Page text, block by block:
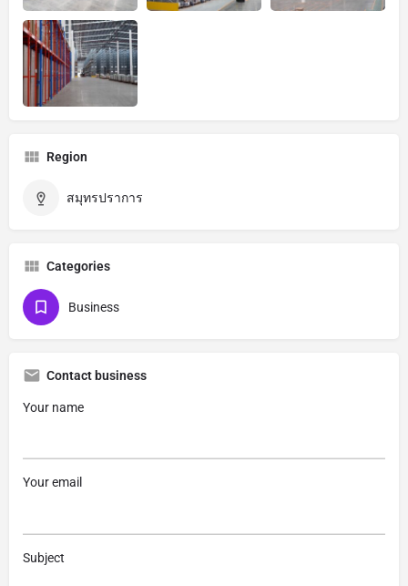
Region
สมุทรปราการ
Categories
Business
Contact business
Your name
Your email
Subject